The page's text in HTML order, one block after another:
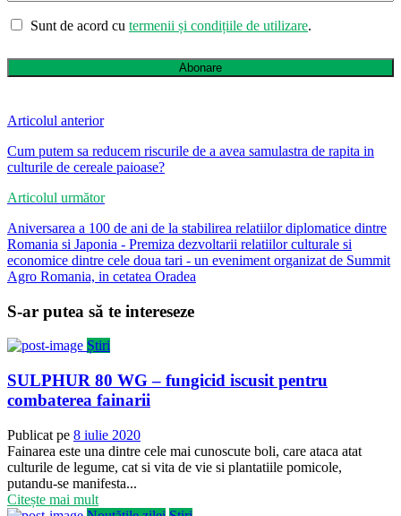
Sunt de acord cu termenii și condițiile de utilizare.
Abonare
Articolul anterior
Cum putem sa reducem riscurile de a avea samulastra de rapita in
culturile de cereale paioase?
Articolul următor
Aniversarea a 100 de ani de la stabilirea relatiilor diplomatice dintre
Romania si Japonia - Premiza dezvoltarii relatiilor culturale si
economice dintre cele doua tari - un eveniment organizat de Summit
Agro Romania, in cetatea Oradea
S-ar putea să te intereseze
Știri
SULPHUR 80 WG – fungicid iscusit pentru
combaterea fainarii
Publicat pe 8 iulie 2020
Fainarea este una dintre cele mai cunoscute boli, care ataca atat
culturile de legume, cat si vita de vie si plantatiile pomicole,
putandu-se manifesta...
Citește mai mult